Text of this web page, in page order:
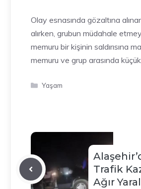
Olay esnasında gözaltına
alırken, grubun müdahale
memuru bir kişinin saldırısına
memuru ve grup arasında
Kategoriler
Yaşam
Trafik
Ağır